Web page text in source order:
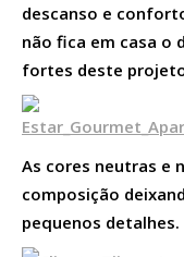
descanso e
não fica em casa o
fortes deste
As cores neutras e
composição
pequenos detalhes.